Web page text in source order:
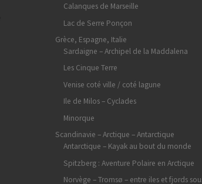
Calanques de Marseille
Lac de Serre Ponçon
Grèce, Espagne, Italie
Sardaigne – Archipel de la Maddalena
Les Cinque Terre
Venise coté ville / coté lagune
Ile de Milos – Cyclades
Minorque
Scandinavie – Arctique – Antarctique
Antarctique – Kayak au bout du monde
Spitzberg : Aventure Polaire en Arctique
Norvège – Tromsø – entre iles et fjords